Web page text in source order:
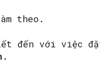
theo.
đến với việc
.